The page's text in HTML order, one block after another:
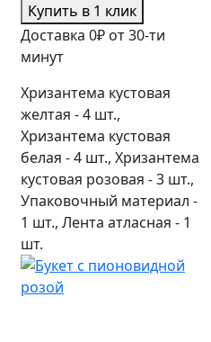
Купить в 1 клик
Доставка 0₽ от 30-ти
минут
Хризантема кустовая
желтая - 4 шт.,
Хризантема кустовая
белая - 4 шт., Хризантема
кустовая розовая - 3 шт.,
Упаковочный материал -
1 шт., Лента атласная - 1
шт.